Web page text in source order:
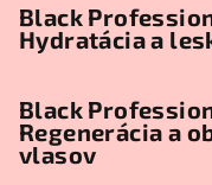
Black
Hydratácia a
Black
Regenerácia a
vlasov